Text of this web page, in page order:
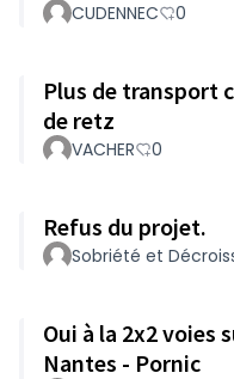
CUDENNEC 0
Plus de transport
de retz
VACHER 0
Refus du projet.
Sobriété et
Oui à la 2x2 voies
Nantes - Pornic